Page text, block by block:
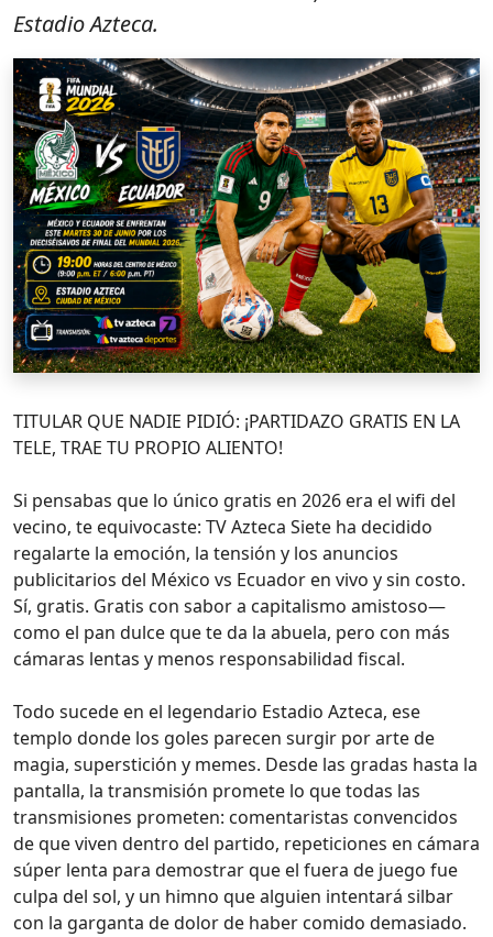
Estadio Azteca.
TITULAR QUE NADIE PIDIÓ: ¡PARTIDAZO GRATIS EN LA
TELE, TRAE TU PROPIO ALIENTO!
Si pensabas que lo único gratis en 2026 era el wifi del
vecino, te equivocaste: TV Azteca Siete ha decidido
regalarte la emoción, la tensión y los anuncios
publicitarios del México vs Ecuador en vivo y sin costo.
Sí, gratis. Gratis con sabor a capitalismo amistoso—
como el pan dulce que te da la abuela, pero con más
cámaras lentas y menos responsabilidad fiscal.
Todo sucede en el legendario Estadio Azteca, ese
templo donde los goles parecen surgir por arte de
magia, superstición y memes. Desde las gradas hasta la
pantalla, la transmisión promete lo que todas las
transmisiones prometen: comentaristas convencidos
de que viven dentro del partido, repeticiones en cámara
súper lenta para demostrar que el fuera de juego fue
culpa del sol, y un himno que alguien intentará silbar
con la garganta de dolor de haber comido demasiado.